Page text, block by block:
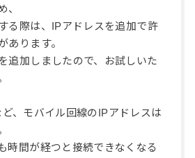
、
る際は、IPアドレスを追加で許
あります。
追加しましたので、お試しいた
ど、モバイル回線のIPアドレスは
時間が経つと接続できなくなる